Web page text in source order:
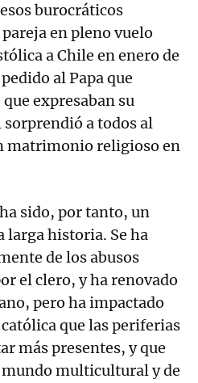
burocráticos
en pleno vuelo
a Chile en enero de
al Papa que
expresaban su
a todos al
matrimonio religioso en
sido, por tanto, un
larga historia. Se ha
de los abusos
el clero, y ha renovado
pero ha impactado
que las periferias
más presentes, y que
mundo multicultural y de